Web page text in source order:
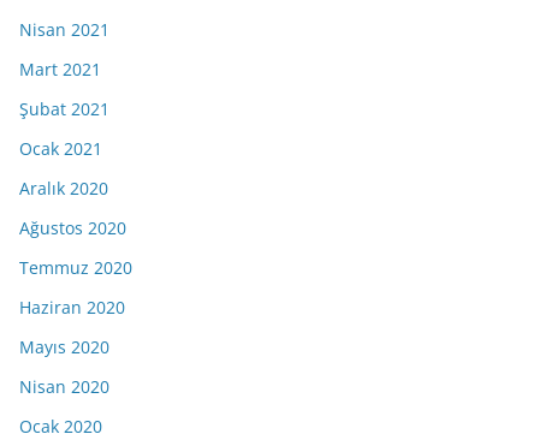
Nisan 2021
Mart 2021
Şubat 2021
Ocak 2021
Aralık 2020
Ağustos 2020
Temmuz 2020
Haziran 2020
Mayıs 2020
Nisan 2020
Ocak 2020